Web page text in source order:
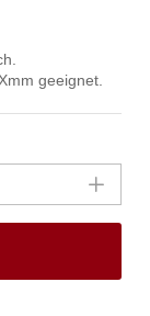
geeignet.